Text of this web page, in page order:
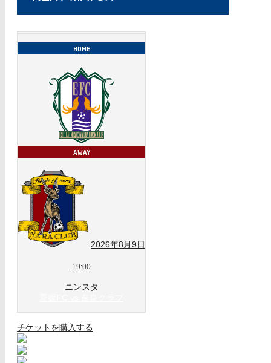
2026年8月9日
19:00
ニンスタ
チケットを購入する